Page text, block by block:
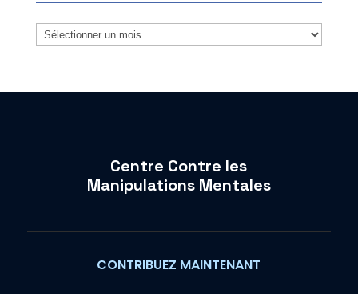
Archives
Centre Contre les
Manipulations Mentales
CONTRIBUEZ MAINTENANT